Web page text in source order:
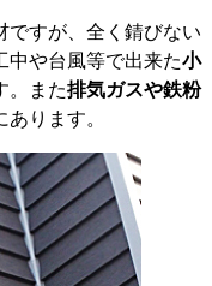
すが、全く錆びない
中や台風等で出来た小
。また排気ガスや鉄粉
あります。